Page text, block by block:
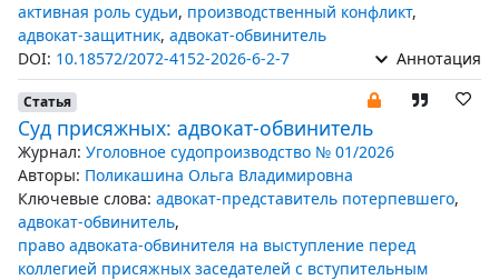
активная роль судьи, производственный конфликт,
адвокат-защитник, адвокат-обвинитель
DOI: 10.18572/2072-4152-2026-6-2-7 Аннотация
Статья
Суд присяжных: адвокат-обвинитель
Журнал: Уголовное судопроизводство № 01/2026
Авторы: Поликашина Ольга Владимировна
Ключевые слова: адвокат-представитель потерпевшего,
адвокат-обвинитель,
право адвоката-обвинителя на выступление перед
коллегией присяжных заседателей с вступительным